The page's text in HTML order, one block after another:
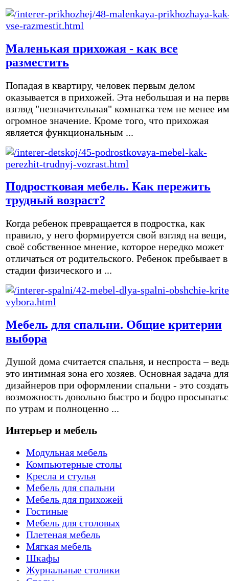
Маленькая прихожая - как все
разместить
Попадая в квартиру, человек первым делом
оказывается в прихожей. Эта небольшая и на
взгляд "незначительная" комнатка тем не менее
огромное значение. Кроме того, что прихожая
является функциональным ...
Подростковая мебель. Как пережить
трудный возраст?
Когда ребенок превращается в подростка, как
правило, у него формируется свой взгляд на вещи,
своё собственное мнение, которое нередко может
отличаться от родительского. Ребенок пребывает в
стадии физического и ...
Мебель для спальни. Общие критерии
выбора
Душой дома считается спальня, и неспроста –
это интимная зона его хозяев. Основная задача для
дизайнеров при оформлении спальни - это создать
возможность довольно быстро и бодро
по утрам и полноценно ...
Интерьер и мебель
Модульная мебель
Компьютерные столы
Кресла и стулья
Мебель для спальни
Мебель для прихожей
Гостиные
Мебель для столовых
Плетеная мебель
Мягкая мебель
Шкафы
Журнальные столики